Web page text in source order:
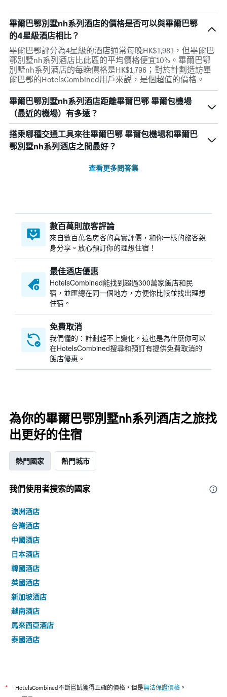
畢爾巴鄂別墅nh系列酒店的價格是否可以與畢爾巴鄂
的4星級酒店相比？
畢爾巴鄂評分為4星級的酒店通常每晚HK$1,981，但畢爾巴
鄂別墅nh系列酒店比此區的平均價格便宜10%。畢爾巴鄂
別墅nh系列酒店的每晚價格是HK$1,796；對於計劃造訪畢
爾巴鄂的HotelsCombined用戶來説，是個超值的價格。
畢爾巴鄂別墅nh系列酒店距離畢爾巴鄂 畢爾包機場
（最近的機場）有多遠？
搭乘哪種交通工具來往畢爾巴鄂 畢爾包機場和畢爾巴
鄂別墅nh系列酒店之間最好？
查看更多問答集
數百萬則旅客評論
來自數百萬名房客的真實評價，和你一樣的旅客親
身分享。放心預訂你的理想住宿！
最佳酒店優惠
HotelsCombined​能找到超過300萬家飯店和民
宿，並匯總在同一個地方，方便你比較並找出理想
住宿。
免費取消
我們懂的：計劃趕不上變化。這也是為什麼你可以
在HotelsCombined搜尋和預訂有提供免費取消的
飯店優惠。
為你的畢爾巴鄂別墅nh系列酒店之旅找
出更好的住宿
熱門國家 熱門城市
我們使用者搜索的國家
澳洲酒店
台灣酒店
中國酒店
日本酒店
韓國酒店
英國酒店
新加坡酒店
越南酒店
馬來西亞酒店
泰國酒店
* HotelsCombined不斷嘗試獲得正確的價格，但是無法保證價格 。